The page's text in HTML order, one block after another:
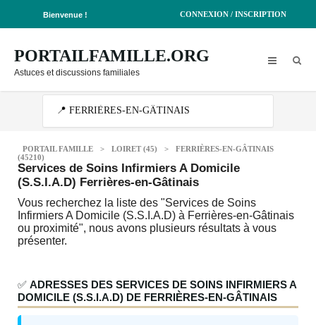
Bienvenue ! CONNEXION / INSCRIPTION
PORTAILFAMILLE.ORG
Astuces et discussions familiales
PORTAIL FAMILLE > LOIRET (45) >
FERRIÈRES-EN-GÂTINAIS
(45210)
Services de Soins Infirmiers A Domicile
(S.S.I.A.D) Ferrières-en-Gâtinais
Vous recherchez la liste des "Services de Soins
Infirmiers A Domicile (S.S.I.A.D) à Ferrières-en-Gâtinais
ou proximité", nous avons plusieurs résultats à vous
présenter.
✅ ADRESSES DES SERVICES DE SOINS INFIRMIERS A
DOMICILE (S.S.I.A.D) DE FERRIÈRES-EN-GÂTINAIS